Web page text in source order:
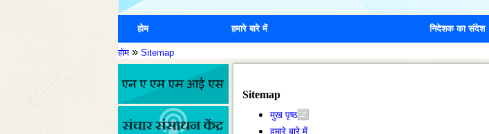
होम हमारे बारे में निदेशक का संदेश
होम» Sitemap
Sitemap
मुख पृष्ठ
हमारे बारे में